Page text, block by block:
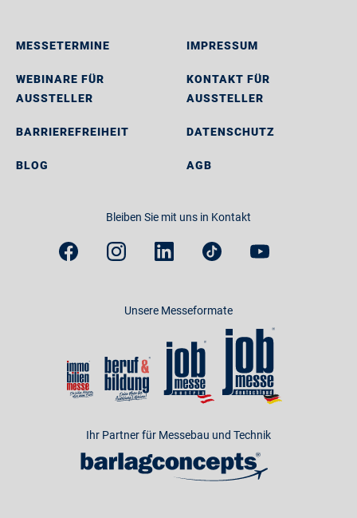
MESSETERMINE
WEBINARE FÜR
AUSSTELLER
BARRIEREFREIHEIT
BLOG
IMPRESSUM
KONTAKT FÜR
AUSSTELLER
DATENSCHUTZ
AGB
Bleiben Sie mit uns in Kontakt
Unsere Messeformate
Ihr Partner für Messebau und Technik